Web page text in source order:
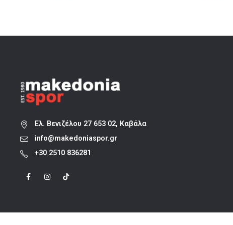
Ελ. Βενιζέλου 27 653 02, Καβάλα
info@makedoniaspor.gr
+30 2510 836281